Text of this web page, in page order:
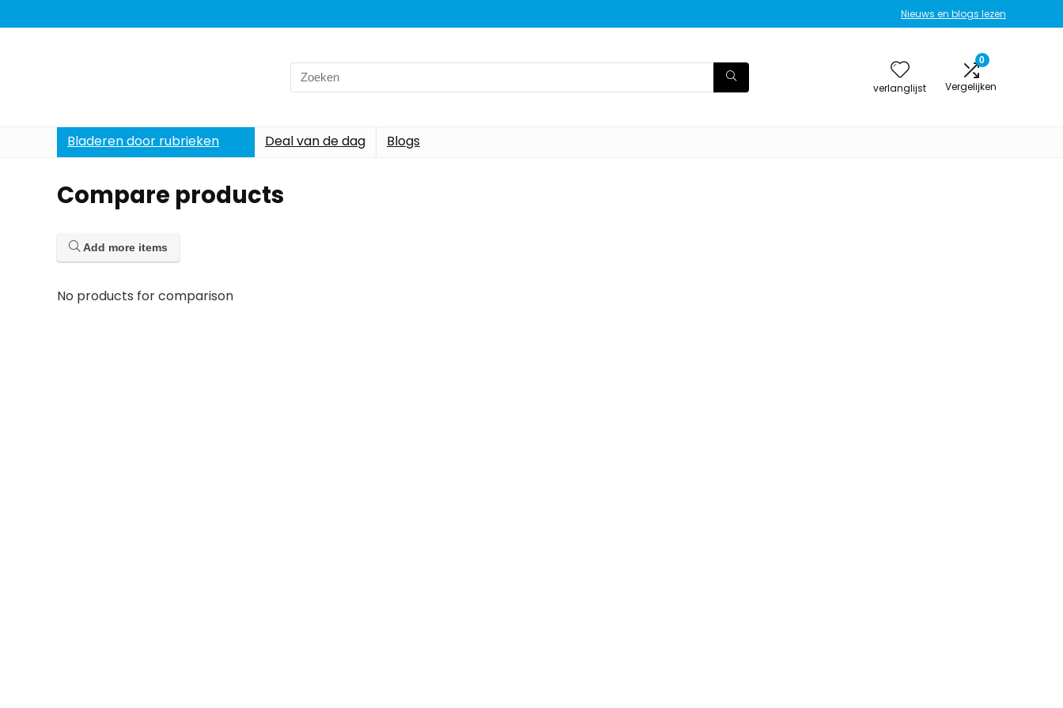
Nieuws en blogs lezen
Search
for:
verlanglijst
0
Vergelijken
Bladeren door rubrieken Deal van de dag Blogs
Compare products
Add more items
No products for comparison